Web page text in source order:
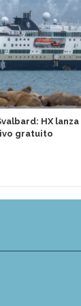
HX
gratuito